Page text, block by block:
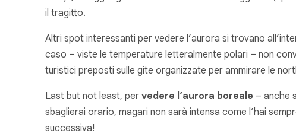
il tragitto.
Altri spot interessanti per vedere l’aurora si trovano
caso – viste le temperature letteralmente polari – non
turistici preposti sulle gite organizzate per ammirare le
Last but not least, per vedere l’aurora boreale – anche
sbaglierai orario, magari non sarà intensa come l’hai
successiva!